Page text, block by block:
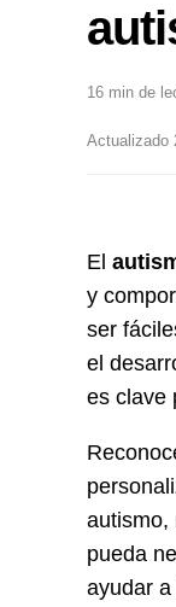
16 min de
Actualizado
El
y
ser
el
es clave
autismo,
pueda
ayudar